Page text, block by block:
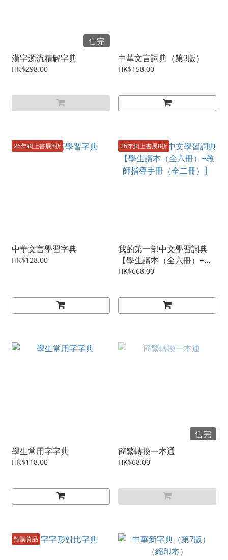
售完
漢字源流精解字典
HK$298.00
中華文言詞典（第3版）
HK$158.00
26年網上書展8折
中華文言學習字典
HK$128.00
26年網上書展8折
我的第一部中文學習詞典
【學生讀本（全六冊）+教
師指導手冊（全二冊）】
HK$668.00
學生常用字字典
HK$118.00
售完
簡繁轉換一本通
HK$68.00
預購貨品